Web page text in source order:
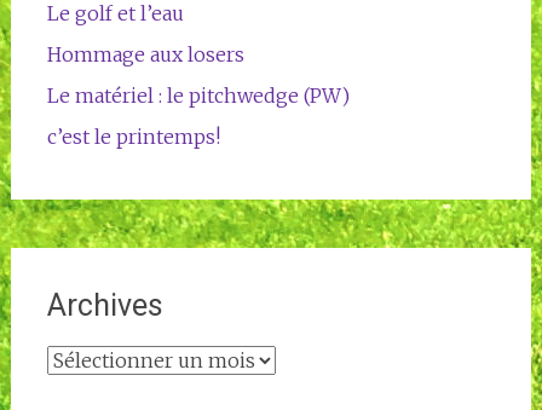
Le golf et l’eau
Hommage aux losers
Le matériel : le pitchwedge (PW)
c’est le printemps!
Archives
Archives